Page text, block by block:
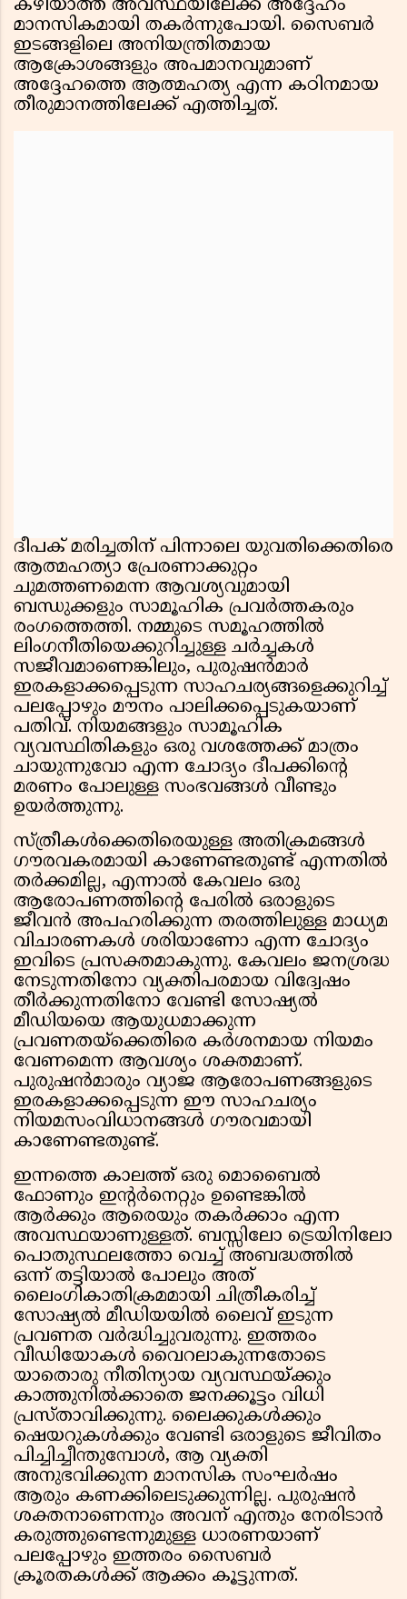
കഴിയാത്ത അവസ്ഥയിലേക്ക് അദ്ദേഹം
മാനസികമായി തകർന്നുപോയി. സൈബർ
ഇടങ്ങളിലെ അനിയന്ത്രിതമായ
ആക്രോശങ്ങളും അപമാനവുമാണ്
അദ്ദേഹത്തെ ആത്മഹത്യ എന്ന കഠിനമായ
തീരുമാനത്തിലേക്ക് എത്തിച്ചത്.
ദീപക് മരിച്ചതിന് പിന്നാലെ യുവതിക്കെതിരെ
ആത്മഹത്യാ പ്രേരണാക്കുറ്റം
ചുമത്തണമെന്ന ആവശ്യവുമായി
ബന്ധുക്കളും സാമൂഹിക പ്രവർത്തകരും
രംഗത്തെത്തി. നമ്മുടെ സമൂഹത്തിൽ
ലിംഗനീതിയെക്കുറിച്ചുള്ള ചർച്ചകൾ
സജീവമാണെങ്കിലും, പുരുഷൻമാർ
ഇരകളാക്കപ്പെടുന്ന സാഹചര്യങ്ങളെക്കുറിച്ച്
പലപ്പോഴും മൗനം പാലിക്കപ്പെടുകയാണ്
പതിവ്. നിയമങ്ങളും സാമൂഹിക
വ്യവസ്ഥിതികളും ഒരു വശത്തേക്ക് മാത്രം
ചായുന്നുവോ എന്ന ചോദ്യം ദീപക്കിന്റെ
മരണം പോലുള്ള സംഭവങ്ങൾ വീണ്ടും
ഉയർത്തുന്നു.
സ്ത്രീകൾക്കെതിരെയുള്ള അതിക്രമങ്ങൾ
ഗൗരവകരമായി കാണേണ്ടതുണ്ട് എന്നതിൽ
തർക്കമില്ല, എന്നാൽ കേവലം ഒരു
ആരോപണത്തിന്റെ പേരിൽ ഒരാളുടെ
ജീവൻ അപഹരിക്കുന്ന തരത്തിലുള്ള മാധ്യമ
വിചാരണകൾ ശരിയാണോ എന്ന ചോദ്യം
ഇവിടെ പ്രസക്തമാകുന്നു. കേവലം ജനശ്രദ്ധ
നേടുന്നതിനോ വ്യക്തിപരമായ വിദ്വേഷം
തീർക്കുന്നതിനോ വേണ്ടി സോഷ്യൽ
മീഡിയയെ ആയുധമാക്കുന്ന
പ്രവണതയ്ക്കെതിരെ കർശനമായ നിയമം
വേണമെന്ന ആവശ്യം ശക്തമാണ്.
പുരുഷൻമാരും വ്യാജ ആരോപണങ്ങളുടെ
ഇരകളാക്കപ്പെടുന്ന ഈ സാഹചര്യം
നിയമസംവിധാനങ്ങൾ ഗൗരവമായി
കാണേണ്ടതുണ്ട്.
ഇന്നത്തെ കാലത്ത് ഒരു മൊബൈൽ
ഫോണും ഇന്റർനെറ്റും ഉണ്ടെങ്കിൽ
ആർക്കും ആരെയും തകർക്കാം എന്ന
അവസ്ഥയാണുള്ളത്. ബസ്സിലോ ട്രെയിനിലോ
പൊതുസ്ഥലത്തോ വെച്ച് അബദ്ധത്തിൽ
ഒന്ന് തട്ടിയാൽ പോലും അത്
ലൈംഗികാതിക്രമമായി ചിത്രീകരിച്ച്
സോഷ്യൽ മീഡിയയിൽ ലൈവ് ഇടുന്ന
പ്രവണത വർദ്ധിച്ചുവരുന്നു. ഇത്തരം
വീഡിയോകൾ വൈറലാകുന്നതോടെ
യാതൊരു നീതിന്യായ വ്യവസ്ഥയ്ക്കും
കാത്തുനിൽക്കാതെ ജനക്കൂട്ടം വിധി
പ്രസ്താവിക്കുന്നു. ലൈക്കുകൾക്കും
ഷെയറുകൾക്കും വേണ്ടി ഒരാളുടെ ജീവിതം
പിച്ചിച്ചീന്തുമ്പോൾ, ആ വ്യക്തി
അനുഭവിക്കുന്ന മാനസിക സംഘർഷം
ആരും കണക്കിലെടുക്കുന്നില്ല. പുരുഷൻ
ശക്തനാണെന്നും അവന് എന്തും നേരിടാൻ
കരുത്തുണ്ടെന്നുമുള്ള ധാരണയാണ്
പലപ്പോഴും ഇത്തരം സൈബർ
ക്രൂരതകൾക്ക് ആക്കം കൂട്ടുന്നത്.